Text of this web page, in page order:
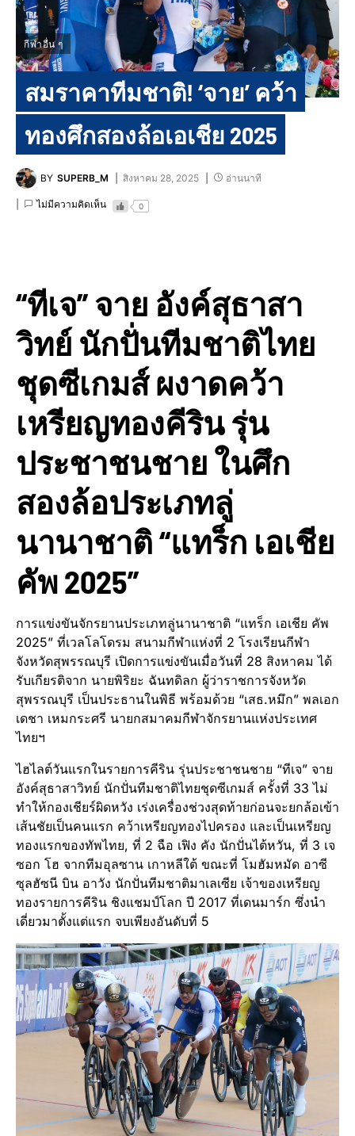
กีฬาอื่น ๆ
สมราคาทีมชาติ! ‘จาย’ คว้า
ทองศึกสองล้อเอเชีย 2025
BY SUPERB_M สิงหาคม 28, 2025 อ่านนาที
ไม่มีความคิดเห็น 0
“ทีเจ” จาย อังค์สุธาสา
วิทย์ นักปั่นทีมชาติไทย
ชุดซีเกมส์ ผงาดคว้า
เหรียญทองคีริน รุ่น
ประชาชนชาย ในศึก
สองล้อประเภทลู่
นานาชาติ “แทร็ก เอเชีย
คัพ 2025”
การแข่งขันจักรยานประเภทลู่นานาชาติ “แทร็ก เอเชีย คัพ
2025” ที่เวลโลโดรม สนามกีฬาแห่งที่ 2 โรงเรียนกีฬา
จังหวัดสุพรรณบุรี เปิดการแข่งขันเมื่อวันที่ 28 สิงหาคม ได้
รับเกียรติจาก นายพิริยะ ฉันทดิลก ผู้ว่าราชการจังหวัด
สุพรรณบุรี เป็นประธานในพิธี พร้อมด้วย “เสธ.หมึก” พลเอก
เดชา เหมกระศรี นายกสมาคมกีฬาจักรยานแห่งประเทศ
ไทยฯ
ไฮไลต์วันแรกในรายการคีริน รุ่นประชาชนชาย “ทีเจ” จาย
อังค์สุธาสาวิทย์ นักปั่นทีมชาติไทยชุดซีเกมส์ ครั้งที่ 33 ไม่
ทำให้กองเชียร์ผิดหวัง เร่งเครื่องช่วงสุดท้ายก่อนจะยกล้อเข้า
เส้นชัยเป็นคนแรก คว้าเหรียญทองไปครอง และเป็นเหรียญ
ทองแรกของทัพไทย, ที่ 2 ฉือ เฟิง คัง นักปั่นไต้หวัน, ที่ 3 เจ
ซอก โฮ จากทีมอุลซาน เกาหลีใต้ ขณะที่ โมฮัมหมัด อาซี
ซุลฮัซนี บิน อาวัง นักปั่นทีมชาติมาเลเซีย เจ้าของเหรียญ
ทองรายการคีริน ชิงแชมป์โลก ปี 2017 ที่เดนมาร์ก ซึ่งนำ
เดี่ยวมาตั้งแต่แรก จบเพียงอันดับที่ 5